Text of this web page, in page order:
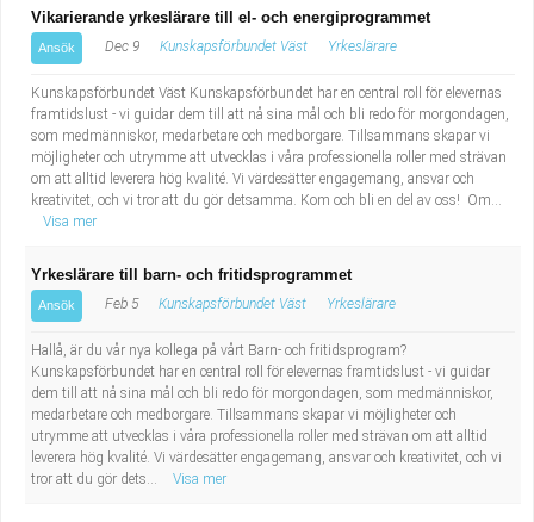
Vikarierande yrkeslärare till el- och energiprogrammet
Ansök Dec 9 Kunskapsförbundet Väst Yrkeslärare
Kunskapsförbundet Väst Kunskapsförbundet har en central roll för elevernas
framtidslust - vi guidar dem till att nå sina mål och bli redo för morgondagen,
som medmänniskor, medarbetare och medborgare. Tillsammans skapar vi
möjligheter och utrymme att utvecklas i våra professionella roller med strävan
om att alltid leverera hög kvalité. Vi värdesätter engagemang, ansvar och
kreativitet, och vi tror att du gör detsamma. Kom och bli en del av oss! Om...
Visa mer
Yrkeslärare till barn- och fritidsprogrammet
Ansök Feb 5 Kunskapsförbundet Väst Yrkeslärare
Hallå, är du vår nya kollega på vårt Barn- och fritidsprogram?
Kunskapsförbundet har en central roll för elevernas framtidslust - vi guidar
dem till att nå sina mål och bli redo för morgondagen, som medmänniskor,
medarbetare och medborgare. Tillsammans skapar vi möjligheter och
utrymme att utvecklas i våra professionella roller med strävan om att alltid
leverera hög kvalité. Vi värdesätter engagemang, ansvar och kreativitet, och vi
tror att du gör dets...
Visa mer